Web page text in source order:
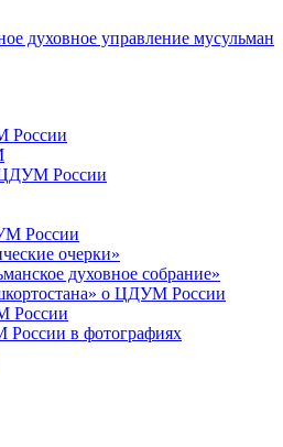
духовное управление мусульман
России
России
России
очерки»
духовное собрание»
о ЦДУМ России
России
в фотографиях